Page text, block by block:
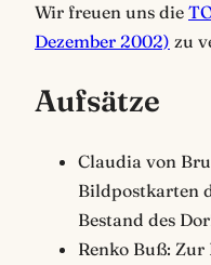
Wir freuen uns die
Dezember 2002) zu
Aufsätze
Claudia von
Bildpostkarten
Bestand des
Renko Buß: